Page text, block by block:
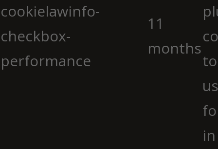
cookielawinfo-
checkbox-
performance
11
months